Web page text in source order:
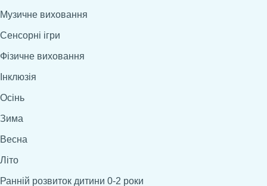
Музичне виховання
Сенсорні ігри
Фізичне виховання
Інклюзія
Осінь
Зима
Весна
Літо
Ранній розвиток дитини 0-2 роки